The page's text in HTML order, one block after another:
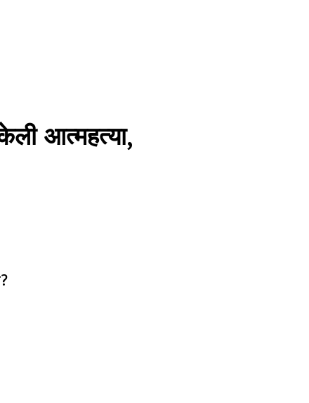
आत्महत्या,